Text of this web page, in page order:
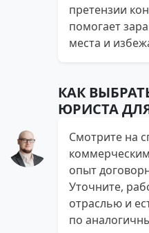
претензии
помогает
места и
КАК
ЮРИСТА
Смотрите на
опыт
Уточните,
отраслью и
по